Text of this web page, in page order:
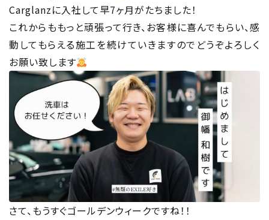
Carglanzに入社して早7ヶ月がたちました！
これからももっと頑張って行き、お客様に喜んでもらい、感
動してもらえる施工を続けていきますのでどうぞよろしく
お願い致します
さて、もうすぐゴールデンウィークですね！！